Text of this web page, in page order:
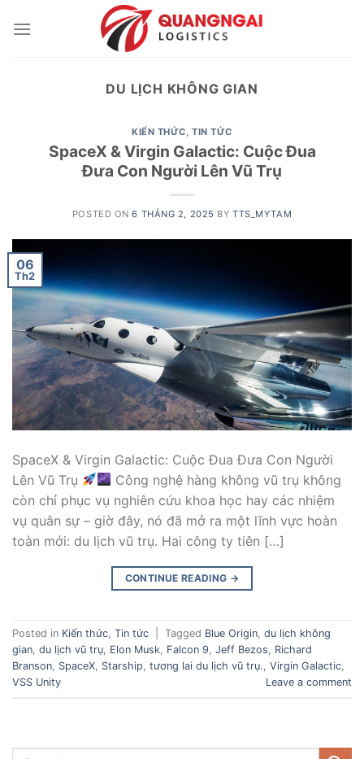
DU LỊCH KHÔNG GIAN
KIẾN THỨC,TIN TỨC
SpaceX & Virgin Galactic: Cuộc Đua
Đưa Con Người Lên Vũ Trụ
POSTED ON6 THÁNG 2, 2025 BYTTS_MYTAM
06
Th2
SpaceX & Virgin Galactic: Cuộc Đua Đưa Con Người
Lên Vũ Trụ
Công nghệ hàng không vũ trụ không
còn chỉ phục vụ nghiên cứu khoa học hay các nhiệm
vụ quân sự – giờ đây, nó đã mở ra một lĩnh vực hoàn
toàn mới: du lịch vũ trụ. Hai công ty tiên […]
CONTINUE READING →
Posted in Kiến thức, Tin tức Tagged Blue Origin, du lịch không
gian, du lịch vũ trụ, Elon Musk, Falcon 9, Jeff Bezos, Richard
Branson, SpaceX, Starship, tương lai du lịch vũ trụ., Virgin Galactic,
VSS Unity
Leave a comment